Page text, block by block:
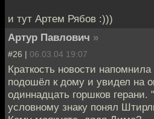
и тут Артем Рябов :)))
Артур Павлович »
#26 | 06.03.04 19:07
Краткость новости
подошёл к дому и увидел на
одиннадцать горшков герани.
условному знаку понял